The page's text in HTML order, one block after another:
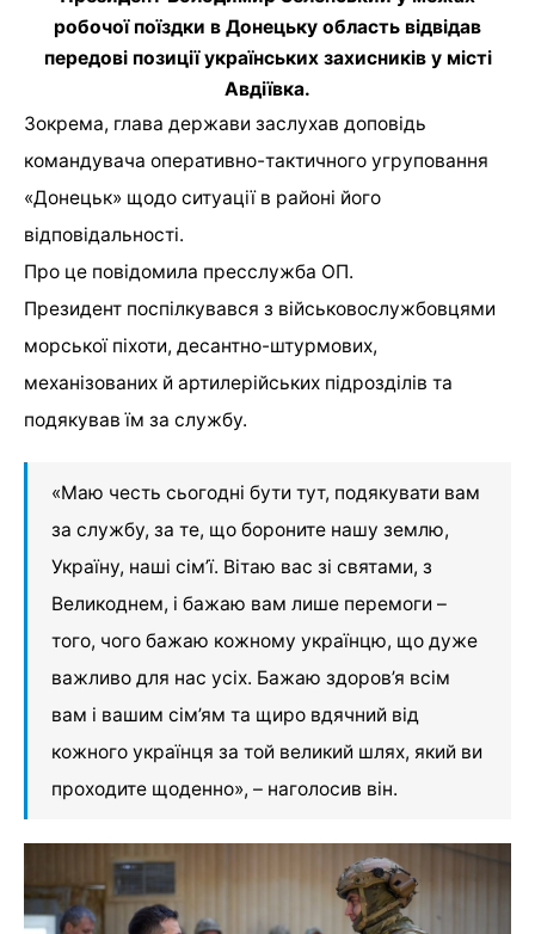
робочої поїздки в Донецьку область відвідав
передові позиції українських захисників у місті
Авдіївка.
Зокрема, глава держави заслухав доповідь
командувача оперативно-тактичного угруповання
«Донецьк» щодо ситуації в районі його
відповідальності.
Про це повідомила пресслужба ОП.
Президент поспілкувався з військовослужбовцями
морської піхоти, десантно-штурмових,
механізованих й артилерійських підрозділів та
подякував їм за службу.
«Маю честь сьогодні бути тут, подякувати вам
за службу, за те, що бороните нашу землю,
Україну, наші сім’ї. Вітаю вас зі святами, з
Великоднем, і бажаю вам лише перемоги –
того, чого бажаю кожному українцю, що дуже
важливо для нас усіх. Бажаю здоров’я всім
вам і вашим сім’ям та щиро вдячний від
кожного українця за той великий шлях, який ви
проходите щоденно», – наголосив він.